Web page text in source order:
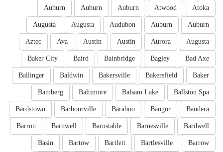
Atoka
Atwood
Auburn
Auburn
Auburn
Auburn
Auburn
Audubon
Augusta
Augusta
Augusta
Aurora
Austin
Austin
Ava
Aztec
Bad Axe
Bagley
Bainbridge
Baird
Baker City
Baker
Bakersfield
Bakersville
Baldwin
Ballinger
Ballston Spa
Balsam Lake
Baltimore
Bamberg
Bandera
Bangor
Baraboo
Barbourville
Bardstown
Bardwell
Barnesville
Barnstable
Barnwell
Barron
Barrow
Bartlesville
Bartlett
Bartow
Basin